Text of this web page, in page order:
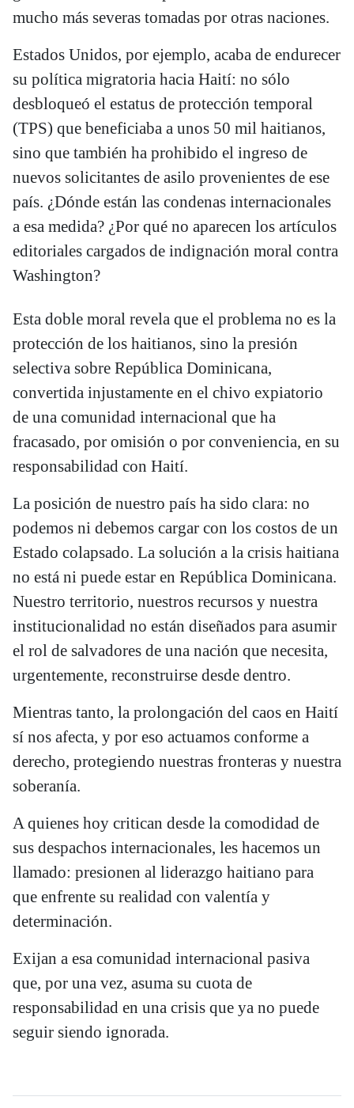
mucho más severas tomadas por otras naciones.
Estados Unidos, por ejemplo, acaba de endurecer
su política migratoria hacia Haití: no sólo
desbloqueó el estatus de protección temporal
(TPS) que beneficiaba a unos 50 mil haitianos,
sino que también ha prohibido el ingreso de
nuevos solicitantes de asilo provenientes de ese
país. ¿Dónde están las condenas internacionales
a esa medida? ¿Por qué no aparecen los artículos
editoriales cargados de indignación moral contra
Washington?
Esta doble moral revela que el problema no es la
protección de los haitianos, sino la presión
selectiva sobre República Dominicana,
convertida injustamente en el chivo expiatorio
de una comunidad internacional que ha
fracasado, por omisión o por conveniencia, en su
responsabilidad con Haití.
La posición de nuestro país ha sido clara: no
podemos ni debemos cargar con los costos de un
Estado colapsado. La solución a la crisis haitiana
no está ni puede estar en República Dominicana.
Nuestro territorio, nuestros recursos y nuestra
institucionalidad no están diseñados para asumir
el rol de salvadores de una nación que necesita,
urgentemente, reconstruirse desde dentro.
Mientras tanto, la prolongación del caos en Haití
sí nos afecta, y por eso actuamos conforme a
derecho, protegiendo nuestras fronteras y nuestra
soberanía.
A quienes hoy critican desde la comodidad de
sus despachos internacionales, les hacemos un
llamado: presionen al liderazgo haitiano para
que enfrente su realidad con valentía y
determinación.
Exijan a esa comunidad internacional pasiva
que, por una vez, asuma su cuota de
responsabilidad en una crisis que ya no puede
seguir siendo ignorada.